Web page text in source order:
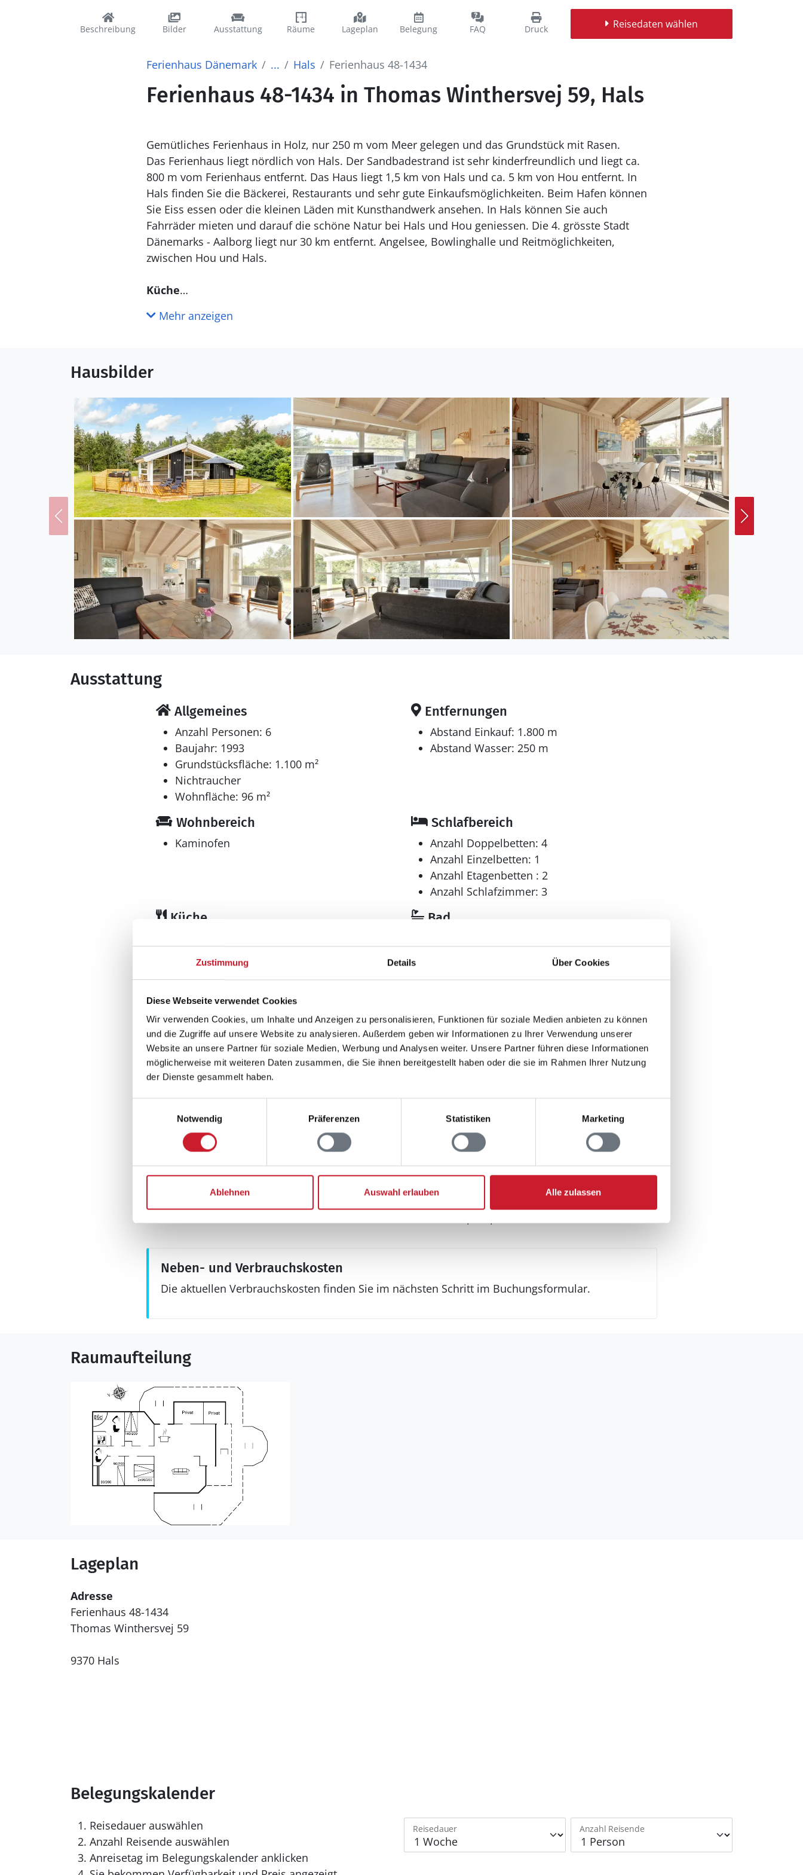
Zustimmung Details Über Cookies
Diese Webseite verwendet Cookies
Wir verwenden Cookies, um Inhalte und Anzeigen zu personalisieren, Funktionen für soziale Medien anbieten zu können
und die Zugriffe auf unsere Website zu analysieren. Außerdem geben wir Informationen zu Ihrer Verwendung unserer
Website an unsere Partner für soziale Medien, Werbung und Analysen weiter. Unsere Partner führen diese Informationen
möglicherweise mit weiteren Daten zusammen, die Sie ihnen bereitgestellt haben oder die sie im Rahmen Ihrer Nutzung
der Dienste gesammelt haben.
Notwendig
Präferenzen Statistiken Marketing
Ablehnen Auswahl erlauben Alle zulassen
Beschreibung Bilder Ausstattung Räume Lageplan Belegung FAQ Druck Reisedaten wählen
Ferienhaus Dänemark ... Hals Ferienhaus 48-1434
Ferienhaus 48-1434 in Thomas Winthersvej 59, Hals
Gemütliches Ferienhaus in Holz, nur 250 m vom Meer gelegen und das Grundstück mit Rasen.
Das Ferienhaus liegt nördlich von Hals. Der Sandbadestrand ist sehr kinderfreundlich und liegt ca.
800 m vom Ferienhaus entfernt. Das Haus liegt 1,5 km von Hals und ca. 5 km von Hou entfernt. In
Hals finden Sie die Bäckerei, Restaurants und sehr gute Einkaufsmöglichkeiten. Beim Hafen können
Sie Eiss essen oder die kleinen Läden mit Kunsthandwerk ansehen. In Hals können Sie auch
Fahrräder mieten und darauf die schöne Natur bei Hals und Hou geniessen. Die 4. grösste Stadt
Dänemarks - Aalborg liegt nur 30 km entfernt. Angelsee, Bowlinghalle und Reitmöglichkeiten,
zwischen Hou und Hals.
Küche
Mikrowelle sowie Geschirrspüler.
Es gibt 2 Badezimmer mit Duschnische und 2 Toiletten. Fußbodenheizung in 2 Badezimmern. Es
Draußen
Die Ferienunterkunft liegt auf einem 1100 m² großen Naturgrundstück. Die Entfernung zum Meer
beträgt 250 m. Die nächste Einkaufsmöglichkeit liegt 1800 m entfernt. Außerdem gibt es 10 m²
überdachte Terrasse. Schaukel. Es steht ein Grill zur Verfügung. Es ist ein Ladestecker für
Elektroautos installiert.
Einrichtung
Das Ferienhaus eignet sich für 6 Personen. Die Ferienunterkunft hat eine Wohnfläche von 96 m² und
wurde 1993 gebaut. Haustiere dürfen nicht mitgebracht werden. Die Ferienunterkunft ist mit
energiesparender Wärmepumpe ausgestattet. Die Ferienunterkunft ist mit Waschmaschine
ausgestattet. Wäschetrockner. Tiefkühlmöglichkeit mit 60 Liter Nutzinhalt. Es gibt außerdem einen
Kaminofen. Für die jüngsten Feriengäste ist 1 Kinderhochstuhl vorhanden.
Schlafverhältnisse
In der Ferienunterkunft gibt es einen Fernseher.1 Chromecast. CD-Player. 1-3 dänische
Fernsehsender. Mindestens 4 deutsche Fernsehsender. Es steht kabellose Internetverbindung zur
Verfügung.
Whirlpool
Entspannen Sie sich im Innen-Durchlauf-Whirlpool für 2 Personen.
Mehr anzeigen
Hausbilder
Ausstattung
Allgemeines
Anzahl Personen: 6
Baujahr: 1993
Grundstücksfläche: 1.100 m²
Nichtraucher
Wohnfläche: 96 m²
Entfernungen
Abstand Einkauf: 1.800 m
Abstand Wasser: 250 m
Wohnbereich
Kaminofen
Schlafbereich
Anzahl Doppelbetten: 4
Anzahl Einzelbetten: 1
Anzahl Etagenbetten : 2
Anzahl Schlafzimmer: 3
Küche
Kühlschrank
Bad
Wellness
Sauna
Multimedia
CD-Player
Deutsches Fernsehen
> 3 deutsche Fernsehsender
Aussenbereich
Grill
Schaukel
Terrasse, überdacht m²
Sonstiges
Fußbodenheizung
Keine Vermietung an Jugendgruppen
Kinderbett
Neben- und Verbrauchskosten
Die aktuellen Verbrauchskosten finden Sie im nächsten Schritt im Buchungsformular.
Raumaufteilung
Lageplan
Adresse
Ferienhaus 48-1434
Thomas Winthersvej 59
9370 Hals
Belegungskalender
Reisedauer auswählen
Anzahl Reisende auswählen
Anreisetag im Belegungskalender anklicken
Reisedauer Anzahl Reisende